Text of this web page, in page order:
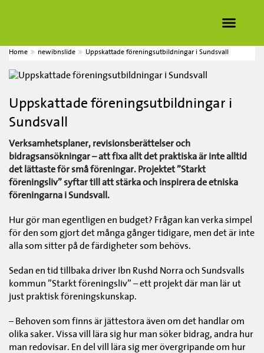
Home newibnslide Uppskattade föreningsutbildningar i Sundsvall
Uppskattade föreningsutbildningar i
Sundsvall
Verksamhetsplaner, revisionsberättelser och
bidragsansökningar – att fixa allt det praktiska är inte alltid
det lättaste för små föreningar. Projektet ”Starkt
föreningsliv” syftar till att stärka och inspirera de etniska
föreningarna i Sundsvall.
Hur gör man egentligen en budget? Frågan kan verka simpel
för den som gjort det många gånger tidigare, men det är inte
alla som sitter på de färdigheter som behövs.
Sedan en tid tillbaka driver Ibn Rushd Norra och Sundsvalls
kommun ”Starkt föreningsliv” – ett projekt där man lär ut
just praktisk föreningskunskap.
– Behoven som finns är jättestora även om det handlar om
olika saker. Vissa vill lära sig hur man söker bidrag, andra hur
man redovisar. En del vill lära sig mer övergripande om hur